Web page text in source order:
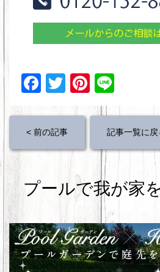
F
c
e
o
k
T
wi
tt
er
Pi
nt
er
e
st
n
e
< 前の記事 記事一覧に戻
プールで我が家